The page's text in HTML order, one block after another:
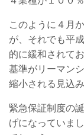
このように４月
が、それでも平
的に緩和されて
基準がリーマン
縮小される見込み
緊急保証制度の
げになっていま